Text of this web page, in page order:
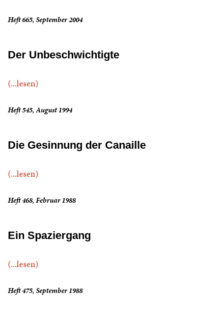
Heft 665, September 2004
Der Unbeschwichtigte
(...lesen)
Heft 545, August 1994
Die Gesinnung der Canaille
(...lesen)
Heft 468, Februar 1988
Ein Spaziergang
(...lesen)
Heft 475, September 1988